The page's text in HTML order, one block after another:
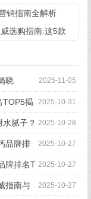
销指南全解析
选购指南:这5款
2025-11-05
晓
2025-10-31
TOP5揭
2025-10-28
腻子？
2025-10-27
品牌排
2025-10-27
牌排名T
2025-10-27
指南与